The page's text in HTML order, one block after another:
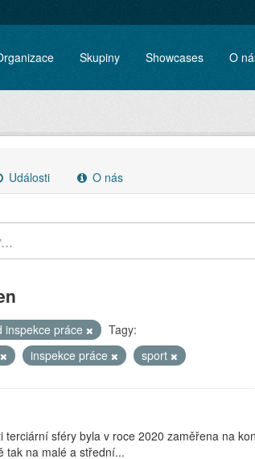
Skupiny Showcases O
Události O nás
inspekce práce
Tagy:
inspekce práce sport
terciární sféry byla v roce 2020 zaměřena na
tak na malé a střední...